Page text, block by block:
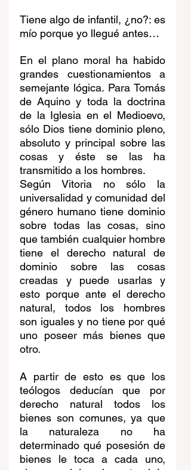
Tiene algo de infantil, ¿no?: es
mío porque yo llegué antes…
En el plano moral ha habido
grandes cuestionamientos a
semejante lógica. Para Tomás
de Aquino y toda la doctrina
de la Iglesia en el Medioevo,
sólo Dios tiene dominio pleno,
absoluto y principal sobre las
cosas y éste se las ha
transmitido a los hombres.
Según Vitoria no sólo la
universalidad y comunidad del
género humano tiene dominio
sobre todas las cosas, sino
que también cualquier hombre
tiene el derecho natural de
dominio sobre las cosas
creadas y puede usarlas y
esto porque ante el derecho
natural, todos los hombres
son iguales y no tiene por qué
uno poseer más bienes que
otro.
A partir de esto es que los
teólogos deducían que por
derecho natural todos los
bienes son comunes, ya que
la naturaleza no ha
determinado qué posesión de
bienes le toca a cada uno,